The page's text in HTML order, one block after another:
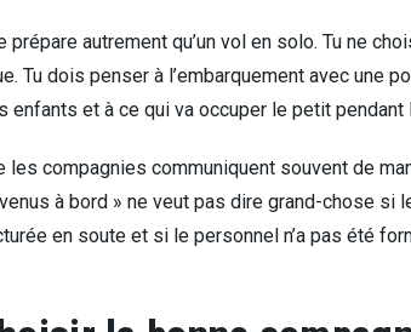
prépare autrement qu’un vol en solo. Tu ne
Tu dois penser à l’embarquement avec une
enfants et à ce qui va occuper le petit pendant
les compagnies communiquent souvent de
à bord » ne veut pas dire grand-chose si
en soute et si le personnel n’a pas été